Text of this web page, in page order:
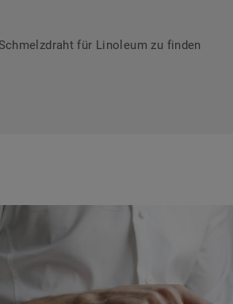
für Linoleum zu finden